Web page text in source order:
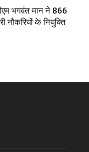
भगवंत मान ने 866
नौकरियों के नियुक्ति